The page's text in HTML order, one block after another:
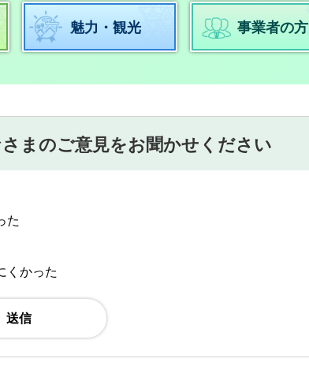
魅力・観光 事業者の
まのご意見をお聞かせください
た
くかった